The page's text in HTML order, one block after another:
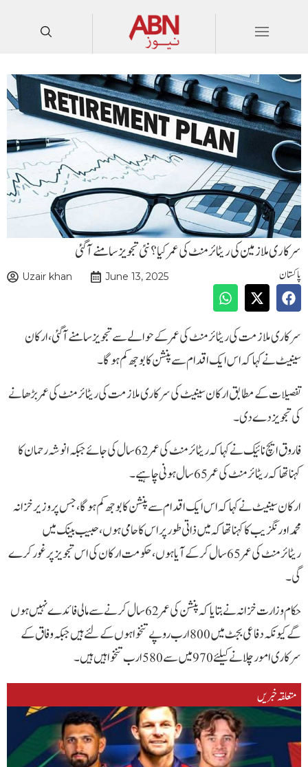
سرکاری ملازمین کی ریٹائرمنٹ کی عمر کیا ؟ نئی تجویز سامنے آگئی
پاکستان Uzair khan June 13, 2025
سرکاری ملازمت کی ریٹائرمنٹ کی عمر کے حوالے سے تجویز سامنے آگئی، ارکان
سینیٹ نے کہا کہ اس ایک اقدام سے پنشن کا بوجھ کم ہوگا۔
تفصیلات کے مطابق ارکان سینیٹ کی سرکاری ملازمت کی ریٹائرمنٹ کی عمر بڑھانے
کی تجویز دے دی۔
فاروق ایچ نائیک نے کہا کہ ریٹائرمنٹ کی عمر 62سال کی جائے جبکہ انوشہ رحمان کا
کہنا تھا کہ ریٹائرمنٹ کی عمر 65 سال ہونی چاہیے۔
ارکان سینیٹ نے کہا کہ اس ایک اقدام سے پنشن کا بوجھ کم ہوگا، جس پر وزیر خزانہ
محمد اورنگزیب کا کہنا تھا کہ میں ذاتی طور پر اس کا حامی ہوں، حبیب بینک میں
ریٹائرمنٹ کی عمر 65 سال کرکے آیا ہوں، حکومت ارکان کی اس تجویز پر غور کرے
گی۔
حکام وزارت خزانہ نے بتایا کہ پنشن کی عمر 62 سال کرنے سے مالی فائدے نہیں ہوں
گے کیونکہ دفاعی بجٹ میں 800 ارب روپے تنخواہوں کےلئے ہیں جبکہ وفاق کے
سرکاری امور چلانے کیلئے 970 میں سے 580ارب تنخواہیں ہیں۔
متعلقہ خبریں